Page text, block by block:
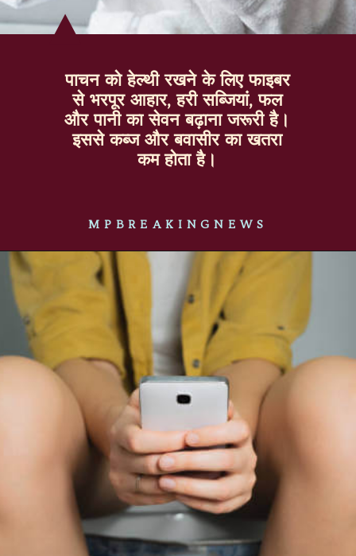
MPBREAKINGNEWS
पाचन को हेल्थी रखने के लिए फाइबर
से भरपूर आहार, हरी सब्जियां, फल
और पानी का सेवन बढ़ाना जरूरी है।
इससे कब्ज और बवासीर का खतरा
कम होता है।